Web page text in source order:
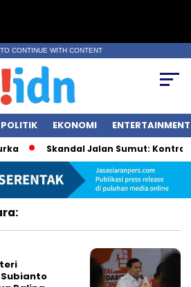
CONTINUE WITH CONTENT
POLITIK EKONOMI ENTERTAINMENT
Skandal Jalan Sumut: